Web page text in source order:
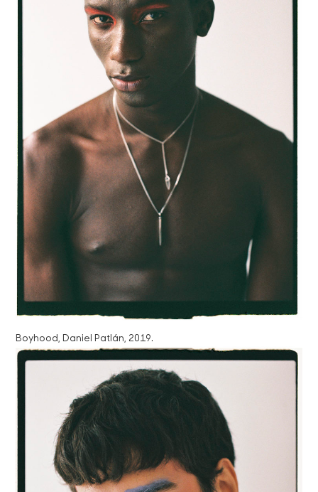
Boyhood, Daniel Patlán, 2019.